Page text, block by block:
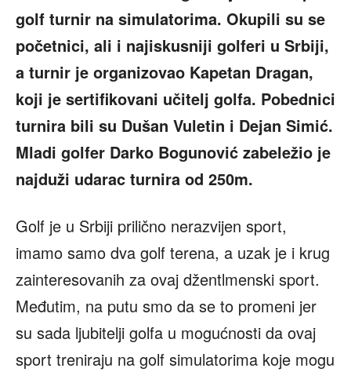
golf turnir na simulatorima. Okupili su se
početnici, ali i najiskusniji golferi u Srbiji,
a turnir je organizovao Kapetan Dragan,
koji je sertifikovani učitelj golfa. Pobednici
turnira bili su Dušan Vuletin i Dejan Simić.
Mladi golfer Darko Bogunović zabeležio je
najduži udarac turnira od 250m.
Golf je u Srbiji prilično nerazvijen sport,
imamo samo dva golf terena, a uzak je i krug
zainteresovanih za ovaj džentlmenski sport.
Međutim, na putu smo da se to promeni jer
su sada ljubitelji golfa u mogućnosti da ovaj
sport treniraju na golf simulatorima koje mogu